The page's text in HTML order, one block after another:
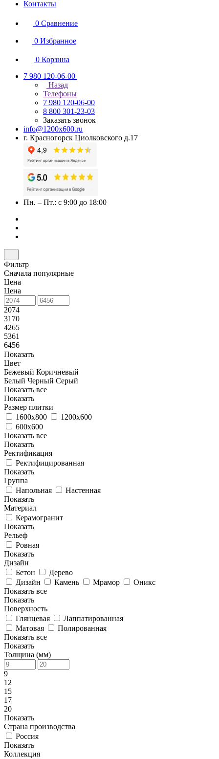
Контакты
0 Сравнение
0 Избранное
0 Корзина
7 980 120-06-00
Назад
Телефоны
7 980 120-06-00
8 800 301-23-03
Заказать звонок
info@1200x600.ru
г. Красногорск Циолковского д.17
Пн. – Пт.: с 9:00 до 18:00
Фильтр
Сначала популярные
Цена
Цена
2074
3170
4265
5361
6456
Показать
Цвет
Бежевый Коричневый
Белый Черный Серый
Показать все
Показать
Размер плитки
1600x800
1200x600
600x600
Показать все
Показать
Ректификация
Ректифицированная
Показать
Группа
Напольная
Настенная
Показать
Материал
Керамогранит
Показать
Рельеф
Ровная
Показать
Дизайн
Бетон
Дерево
Дизайн
Камень Мрамор
Оникс
Показать все
Показать
Поверхность
Глянцевая
Лаппатированная
Матовая
Полированная
Показать все
Показать
Толщина (мм)
9
12
15
17
20
Показать
Страна производства
Россия
Показать
Коллекция